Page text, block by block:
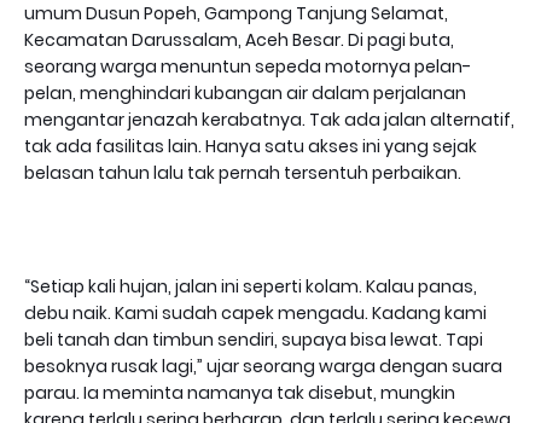
umum Dusun Popeh, Gampong Tanjung Selamat,
Kecamatan Darussalam, Aceh Besar. Di pagi buta,
seorang warga menuntun sepeda motornya pelan-
pelan, menghindari kubangan air dalam perjalanan
mengantar jenazah kerabatnya. Tak ada jalan alternatif,
tak ada fasilitas lain. Hanya satu akses ini yang sejak
belasan tahun lalu tak pernah tersentuh perbaikan.
“Setiap kali hujan, jalan ini seperti kolam. Kalau panas,
debu naik. Kami sudah capek mengadu. Kadang kami
beli tanah dan timbun sendiri, supaya bisa lewat. Tapi
besoknya rusak lagi,” ujar seorang warga dengan suara
parau. Ia meminta namanya tak disebut, mungkin